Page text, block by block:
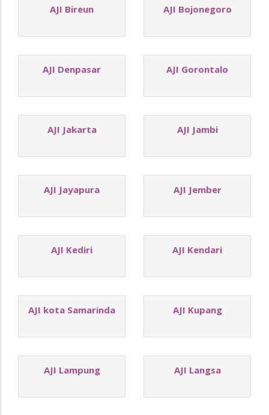
AJI Bireun AJI Bojonegoro
AJI Denpasar AJI Gorontalo
AJI Jakarta AJI Jambi
AJI Jayapura AJI Jember
AJI Kediri AJI Kendari
AJI kota Samarinda AJI Kupang
AJI Lampung AJI Langsa